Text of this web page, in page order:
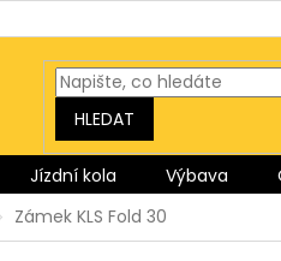
HLEDAT
Jízdní kola Výbava
Zámek KLS Fold 30